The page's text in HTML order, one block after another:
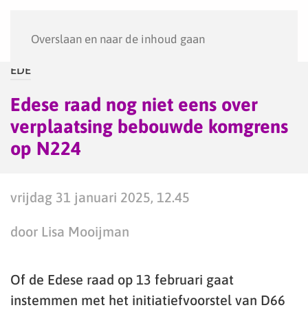
Overslaan en naar de inhoud gaan
EDE
Edese raad nog niet eens over
verplaatsing bebouwde komgrens
op N224
vrijdag 31 januari 2025, 12.45
door Lisa Mooijman
Of de Edese raad op 13 februari gaat
instemmen met het initiatiefvoorstel van D66